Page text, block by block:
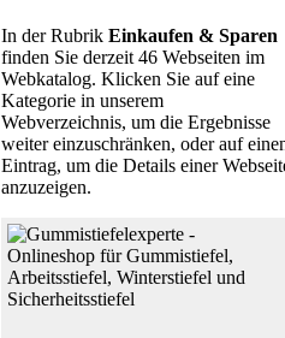
In der Rubrik Einkaufen & Sparen
finden Sie derzeit 46 Webseiten im
Webkatalog. Klicken Sie auf eine
Kategorie in unserem
Webverzeichnis, um die Ergebnisse
weiter einzuschränken, oder auf
Eintrag, um die Details einer
anzuzeigen.